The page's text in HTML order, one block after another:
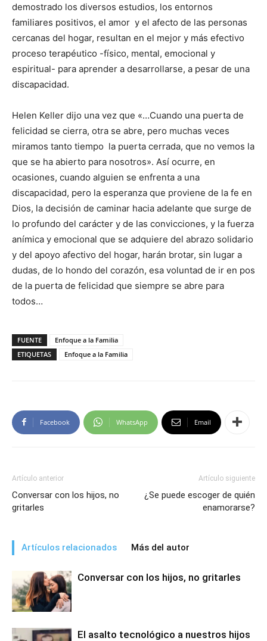
demostrado los diversos estudios, los entornos
familiares positivos, el amor y el afecto de las personas
cercanas del hogar, resultan en el mejor y más efectivo
proceso terapéutico -físico, mental, emocional y
espiritual- para aprender a desarrollarse, a pesar de una
discapacidad.
Helen Keller dijo una vez que «…Cuando una puerta de
felicidad se cierra, otra se abre, pero muchas veces
miramos tanto tiempo la puerta cerrada, que no vemos la
que se ha abierto para nosotros». Así ocurre, en
ocasiones, cuando alguien se enfrenta a una
discapacidad, pero la esperanza que proviene de la fe en
Dios, la decisión de caminar hacia adelante que surge de
lo profundo del carácter y de las convicciones, y la fuerza
anímica y emocional que se adquiere del abrazo solidario
y del apoyo afectivo del hogar, harán brotar, sin lugar a
dudas, de lo hondo del corazón, esa voluntad de ir en pos
de la puerta de felicidad que siempre se abre para
todos…
FUENTE
Enfoque a la Familia
ETIQUETAS
Enfoque a la Familia
Facebook WhatsApp Email
Artículo anterior
Conversar con los hijos, no
gritarles
Artículo siguiente
¿Se puede escoger de quién
enamorarse?
Artículos relacionados Más del autor
Conversar con los hijos, no gritarles
El asalto tecnológico a nuestros hijos